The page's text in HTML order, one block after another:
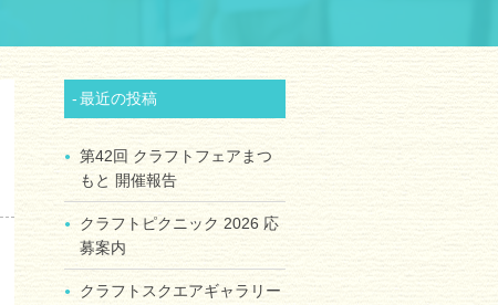
最近の投稿
第42回 クラフトフェアまつ
もと 開催報告
クラフトピクニック 2026 応
募案内
クラフトスクエアギャラリー